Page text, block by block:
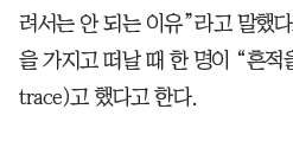
려서는 안 되는 이유”라고 말했
을 가지고 떠날 때 한 명이 “흔
trace)고 했다고 한다.